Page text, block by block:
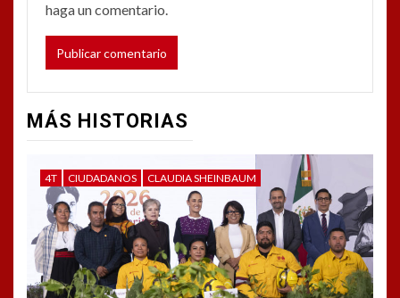
haga un comentario.
MÁS HISTORIAS
4T CIUDADANOS CLAUDIA SHEINBAUM